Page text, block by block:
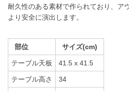
耐久性のある素材で作られており、ア
より安全に演出します。
部位 サイズ(cm)
テーブル天板 41.5 x 41.5
テーブル高さ 34